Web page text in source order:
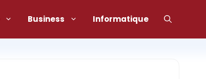
Business Informatique